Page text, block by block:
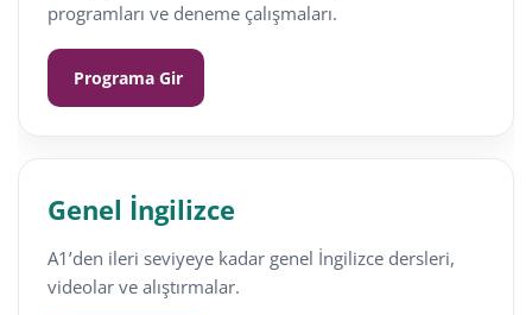
programları ve deneme çalışmaları.
Programa Gir
Genel İngilizce
A1’den ileri seviyeye kadar genel İngilizce dersleri,
videolar ve alıştırmalar.